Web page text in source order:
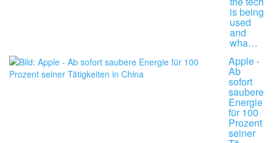
is being
used
and
wha…
Apple -
Ab
sofort
saubere
Energie
für 100
Prozent
seiner